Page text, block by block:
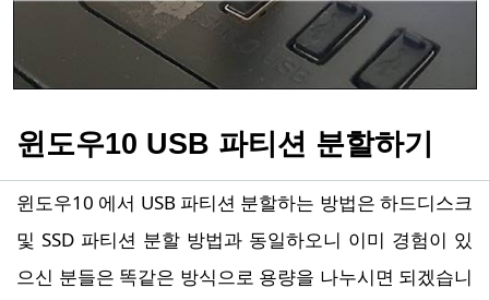
윈도우10 USB 파티션 분할하기
윈도우10 에서 USB 파티션 분할하는 방법은 하드디스크
및 SSD 파티션 분할 방법과 동일하오니 이미 경험이 있
으신 분들은 똑같은 방식으로 용량을 나누시면 되겠습니